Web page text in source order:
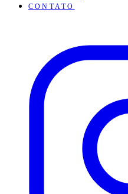
CONTATO